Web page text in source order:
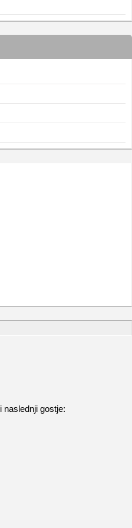
gostje: